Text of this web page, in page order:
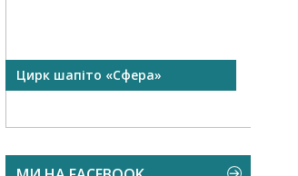
Цирк шапіто «Сфера»